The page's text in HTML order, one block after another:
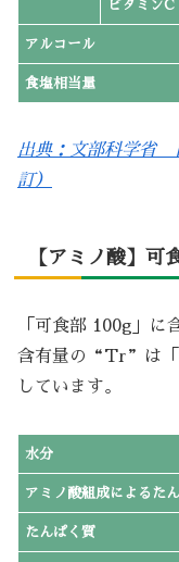
ビタミンC
アルコール
食塩相当量
出典：文部科学省
訂）
【アミノ酸】可
「可食部 100g」に
含有量の“Tr”は「
しています。
水分
アミノ酸組成によるた
たんぱく質